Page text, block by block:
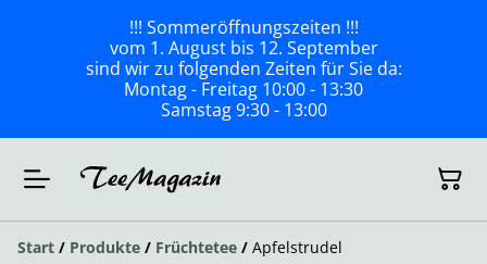
!!! Sommeröffnungszeiten !!!
vom 1. August bis 12. September
sind wir zu folgenden Zeiten für Sie da:
Montag - Freitag 10:00 - 13:30
Samstag 9:30 - 13:00
Start / Produkte / Früchtetee / Apfelstrudel